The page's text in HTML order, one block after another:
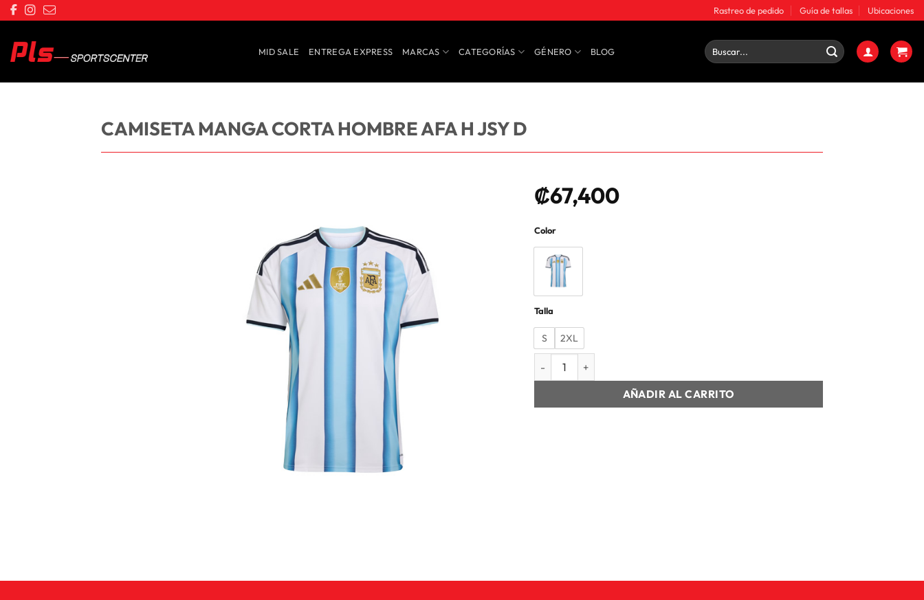
Saltar
al
contenido
Rastreo de pedido Guía de tallas Ubicaciones
MID SALE ENTREGA EXPRESS MARCAS CATEGORÍAS GÉNERO BLOG
Buscar
por:
CAMISETA MANGA CORTA HOMBRE AFA H JSY D
₡67,400
Color
Talla
S
2XL
CAMISETA MANGA CORTA HOMBRE AFA H JSY D cantidad
AÑADIR AL CARRITO